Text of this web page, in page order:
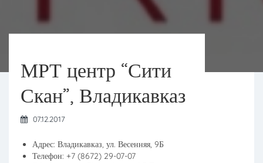
МРТ центр “Сити
Скан”, Владикавказ
07.12.2017
Адрес: Владикавказ, ул. Весенняя, 9Б
Телефон: +7 (8672) 29-07-07